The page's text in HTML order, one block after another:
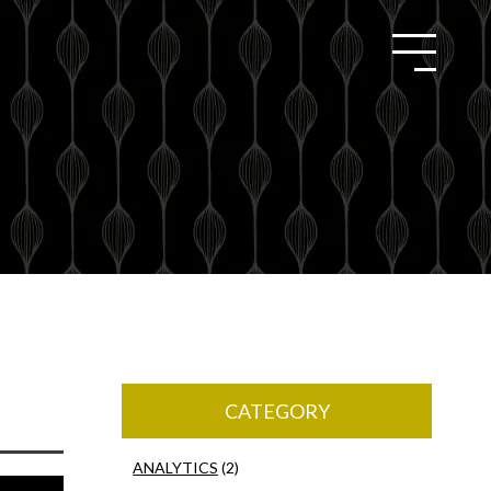
CATEGORY
ANALYTICS (2)